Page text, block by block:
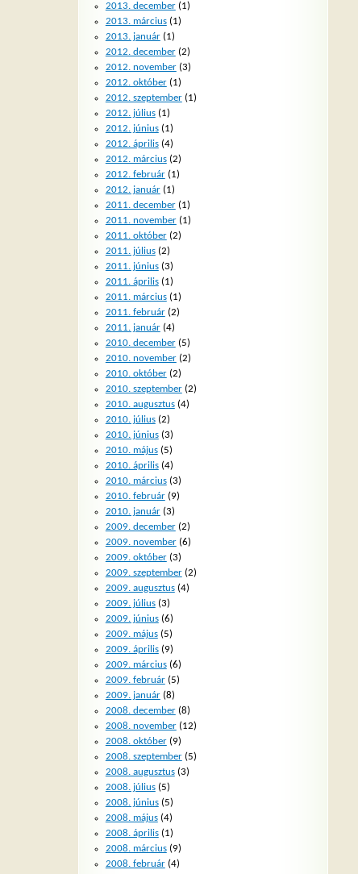
2013. december(1)
2013. március(1)
2013. január(1)
2012. december(2)
2012. november(3)
2012. október(1)
2012. szeptember(1)
2012. július(1)
2012. június(1)
2012. április(4)
2012. március(2)
2012. február(1)
2012. január(1)
2011. december(1)
2011. november(1)
2011. október(2)
2011. július(2)
2011. június(3)
2011. április(1)
2011. március(1)
2011. február(2)
2011. január(4)
2010. december(5)
2010. november(2)
2010. október(2)
2010. szeptember(2)
2010. augusztus(4)
2010. július(2)
2010. június(3)
2010. május(5)
2010. április(4)
2010. március(3)
2010. február(9)
2010. január(3)
2009. december(2)
2009. november(6)
2009. október(3)
2009. szeptember(2)
2009. augusztus(4)
2009. július(3)
2009. június(6)
2009. május(5)
2009. április(9)
2009. március(6)
2009. február(5)
2009. január(8)
2008. december(8)
2008. november(12)
2008. október(9)
2008. szeptember(5)
2008. augusztus(3)
2008. július(5)
2008. június(5)
2008. május(4)
2008. április(1)
2008. március(9)
2008. február(4)